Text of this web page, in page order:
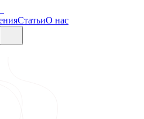
СтатьиО нас